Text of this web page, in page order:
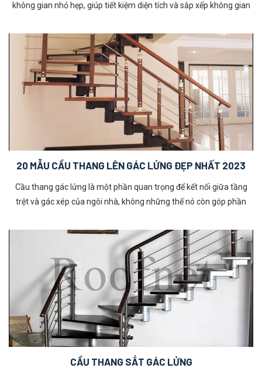
không gian nhỏ hẹp, giúp tiết kiệm diện tích và sắp xếp không gian
tính ứng dụng cao, sản phẩm này đang được ưa chuộng trong thiết
kế nội thất và xây dựng nhà ở. Hãy chọn cầu thang sắt xếp gọn để
tạo điểm nhấn độc đáo cho căn nhà của bạn.
20 MẪU CẦU THANG LÊN GÁC LỬNG ĐẸP NHẤT 2023
Cầu thang gác lửng là một phần quan trọng để kết nối giữa tầng
trệt và gác xép của ngôi nhà, không những thế nó còn góp phần
nhà. Để có được những ý tưởng thiết kế cầu thang vừa hiện đại, ấn
tượng và an toàn cho ngôi nhà của bạn, hãy tham khảo 20 mẫu
cầu thang lên gác lửng đẹp nhất 2023 nhé!
CẦU THANG SẮT GÁC LỬNG